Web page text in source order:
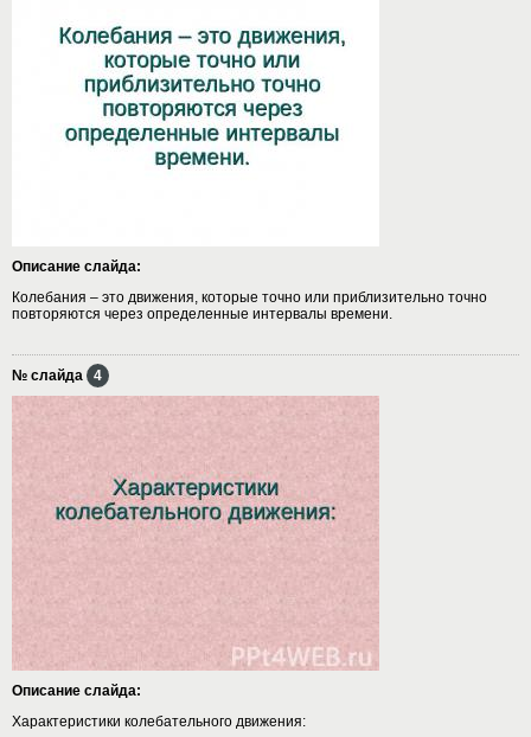
Описание слайда:
Колебания – это движения, которые точно или приблизительно точно
повторяются через определенные интервалы времени.
№ слайда 4
Описание слайда:
Характеристики колебательного движения: